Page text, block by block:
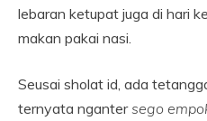
lebaran ketupat juga di hari
makan pakai nasi.
Seusai sholat id, ada
ternyata ngantersego